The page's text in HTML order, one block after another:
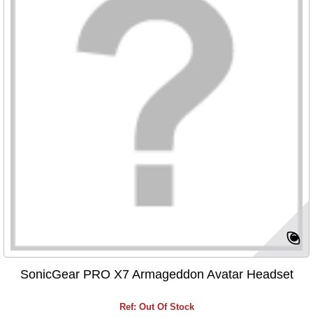
SonicGear PRO X7 Armageddon Avatar Headset
Ref: Out Of Stock